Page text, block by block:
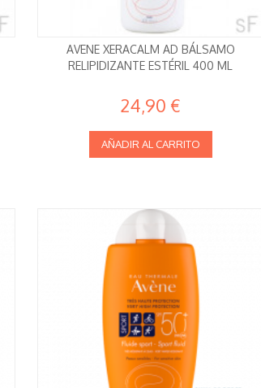
AVENE XERACALM AD BÁLSAMO
RELIPIDIZANTE ESTÉRIL 400 ML
24,90 €
AÑADIR AL CARRITO